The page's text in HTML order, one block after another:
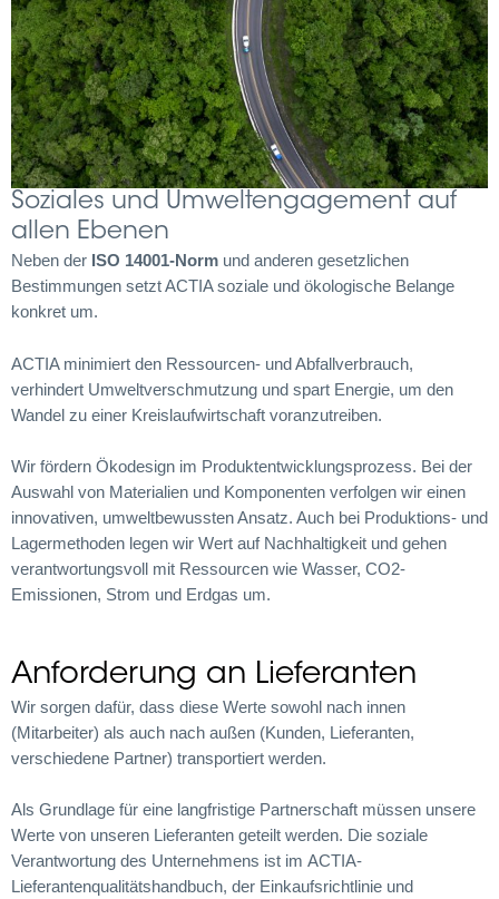
Soziales und Umweltengagement auf
allen Ebenen
Neben der ISO 14001-Norm und anderen gesetzlichen
Bestimmungen setzt ACTIA soziale und ökologische Belange
konkret um.
ACTIA minimiert den Ressourcen- und Abfallverbrauch,
verhindert Umweltverschmutzung und spart Energie, um den
Wandel zu einer Kreislaufwirtschaft voranzutreiben.
Wir fördern Ökodesign im Produktentwicklungsprozess. Bei der
Auswahl von Materialien und Komponenten verfolgen wir einen
innovativen, umweltbewussten Ansatz. Auch bei Produktions- und
Lagermethoden legen wir Wert auf Nachhaltigkeit und gehen
verantwortungsvoll mit Ressourcen wie Wasser, CO2-
Emissionen, Strom und Erdgas um.
Anforderung an Lieferanten
Wir sorgen dafür, dass diese Werte sowohl nach innen
(Mitarbeiter) als auch nach außen (Kunden, Lieferanten,
verschiedene Partner) transportiert werden.
Als Grundlage für eine langfristige Partnerschaft müssen unsere
Werte von unseren Lieferanten geteilt werden. Die soziale
Verantwortung des Unternehmens ist im ACTIA-
Lieferantenqualitätshandbuch, der Einkaufsrichtlinie und